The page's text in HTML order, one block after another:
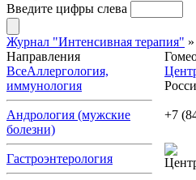
Введите цифры слева
Журнал "Интенсивная терапия" »
Направления
ВсеАллергология,
иммунология
Андрология (мужские
болезни)
Гастроэнтерология
+7